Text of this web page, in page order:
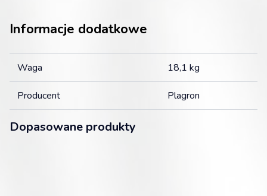
Informacje dodatkowe
Waga 18,1 kg
Producent Plagron
Dopasowane produkty